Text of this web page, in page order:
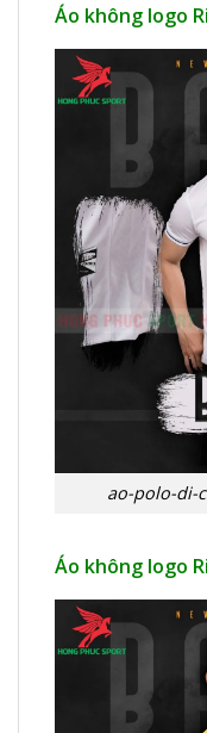
Áo không logo
ao-polo-di-
Áo không logo